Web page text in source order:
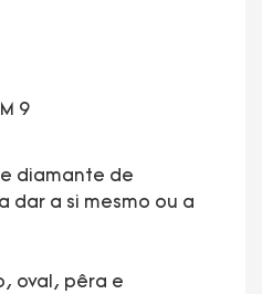
diamante de
dar a si mesmo ou a
oval, pêra e